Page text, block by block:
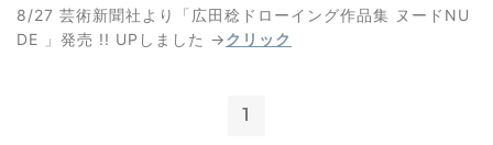
8/27 芸術新聞社より「広田稔ドローイング作品集 ヌードNU
DE 」発売 !! UPしました →クリック
1